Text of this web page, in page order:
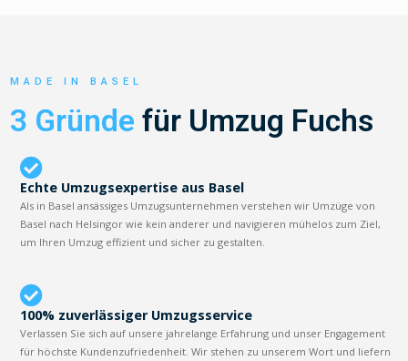
MADE IN BASEL
3 Gründe für Umzug Fuchs
Echte Umzugsexpertise aus Basel
Als in Basel ansässiges Umzugsunternehmen verstehen wir Umzüge von
Basel nach Helsingor wie kein anderer und navigieren mühelos zum Ziel,
um Ihren Umzug effizient und sicher zu gestalten.
100% zuverlässiger Umzugsservice
Verlassen Sie sich auf unsere jahrelange Erfahrung und unser Engagement
für höchste Kundenzufriedenheit. Wir stehen zu unserem Wort und liefern